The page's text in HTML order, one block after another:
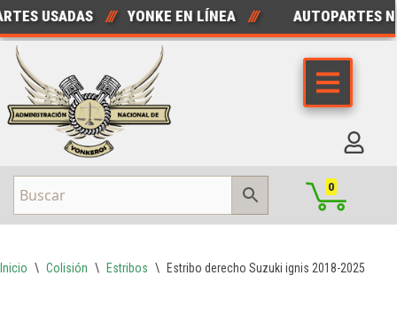
Saltar
al
contenido
USADAS /// YONKE EN LÍNEA /// AUTOPARTES
0
Inicio \ Colisión \ Estribos \ Estribo derecho Suzuki ignis 2018-2025